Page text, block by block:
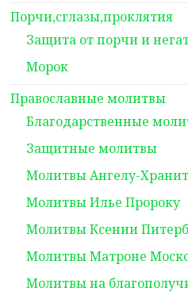
Порчи,сглазы,проклятия
Защита от порчи и
Морок
Православные молитвы
Благодарственные
Защитные молитвы
Молитвы Ангелу-
Молитвы Илье Пророку
Молитвы Ксении
Молитвы Матроне
Молитвы на